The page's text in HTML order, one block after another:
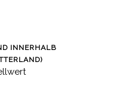
INNERHALB